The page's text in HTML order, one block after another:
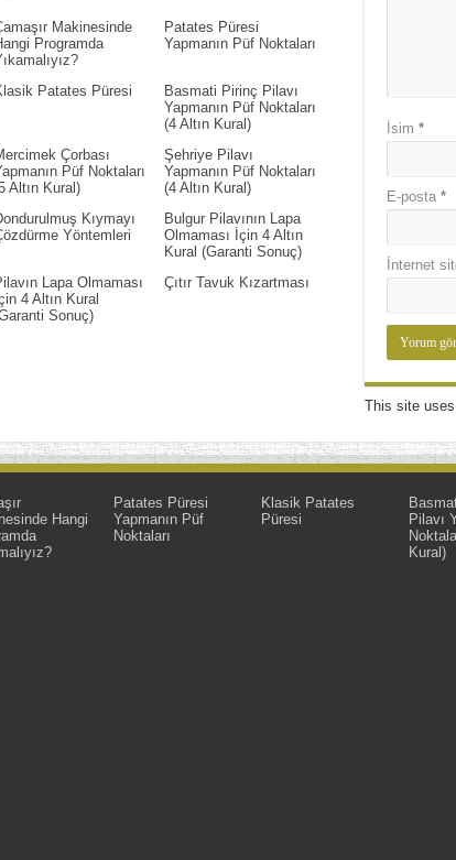
İsim *
E-posta *
İnternet
This site
Makinesinde
Programda
Patates Püresi
Yapmanın Püf Noktaları
Patates Püresi
Basmati Pirinç Pilavı
Yapmanın Püf Noktaları
(4 Altın Kural)
Çorbası
Püf Noktaları
Altın Kural)
Şehriye Pilavı
Yapmanın Püf Noktaları
(4 Altın Kural)
Kıymayı
Yöntemleri
Bulgur Pilavının Lapa
Olmaması İçin 4 Altın
Kural (Garanti Sonuç)
Lapa Olmaması
4 Altın Kural
Sonuç)
Çıtır Tavuk Kızartması
Hangi
Patates Püresi
Yapmanın Püf
Noktaları
Klasik Patates
Püresi
Pilavı
Kural)